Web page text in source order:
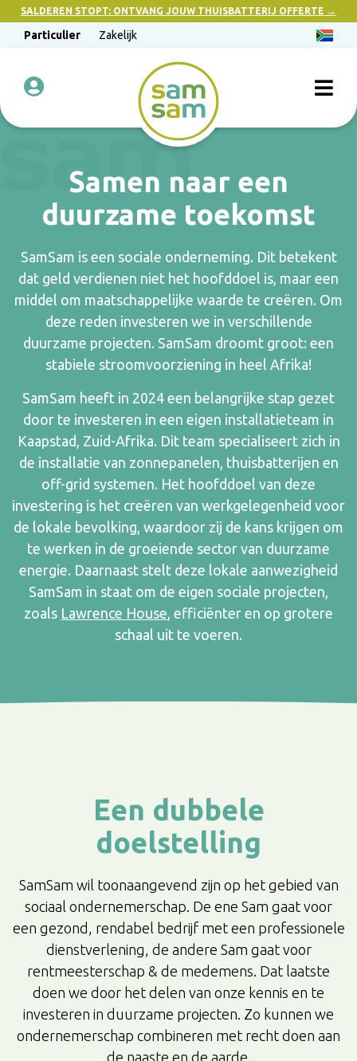
SALDEREN STOPT: ONTVANG JOUW THUISBATTERIJ OFFERTE →
Particulier Zakelijk
Samen naar een
duurzame toekomst
SamSam is een sociale onderneming. Dit betekent
dat geld verdienen niet het hoofddoel is, maar een
middel om maatschappelijke waarde te creëren. Om
deze reden investeren we in verschillende
duurzame projecten. SamSam droomt groot: een
stabiele stroomvoorziening in heel Afrika!
SamSam heeft in 2024 een belangrijke stap gezet
door te investeren in een eigen installatieteam in
Kaapstad, Zuid-Afrika. Dit team specialiseert zich in
de installatie van zonnepanelen, thuisbatterijen en
off-grid systemen. Het hoofddoel van deze
investering is het creëren van werkgelegenheid voor
de lokale bevolking, waardoor zij de kans krijgen om
te werken in de groeiende sector van duurzame
energie. Daarnaast stelt deze lokale aanwezigheid
SamSam in staat om de eigen sociale projecten,
zoals Lawrence House, efficiënter en op grotere
schaal uit te voeren.
Een dubbele
doelstelling
SamSam wil toonaangevend zijn op het gebied van
sociaal ondernemerschap. De ene Sam gaat voor
een gezond, rendabel bedrijf met een professionele
dienstverlening, de andere Sam gaat voor
rentmeesterschap & de medemens. Dat laatste
doen we door het delen van onze kennis en te
investeren in duurzame projecten. Zo kunnen we
ondernemerschap combineren met recht doen aan
de naaste en de aarde.